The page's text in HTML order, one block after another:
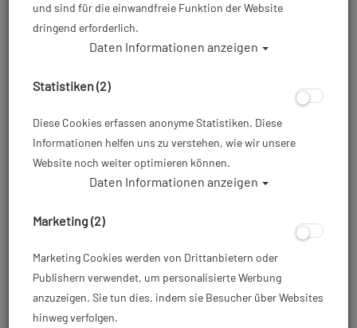
SubFrame Tauchmaske - schwarz/rot
Artikelnr.: ato-04013500
und sind für die einwandfreie Funktion der Website
dringend erforderlich.
Daten Informationen anzeigen
Statistiken (2)
Diese Cookies erfassen anonyme Statistiken. Diese
Informationen helfen uns zu verstehen, wie wir unsere
Website noch weiter optimieren können.
Daten Informationen anzeigen
Marketing (2)
Marketing Cookies werden von Drittanbietern oder
Publishern verwendet, um personalisierte Werbung
anzuzeigen. Sie tun dies, indem sie Besucher über Websites
hinweg verfolgen.